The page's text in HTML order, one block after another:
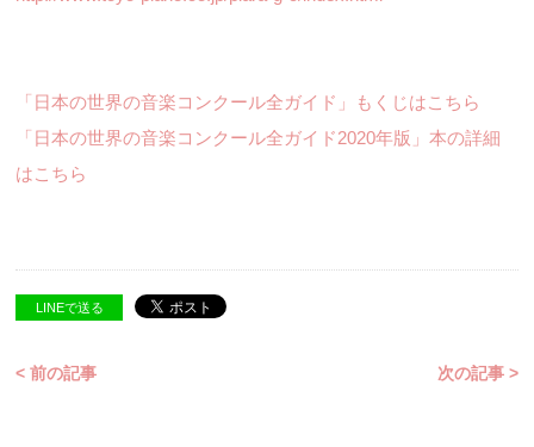
「日本の世界の音楽コンクール全ガイド」もくじはこちら
「日本の世界の音楽コンクール全ガイド2020年版」本の詳細
はこちら
LINEで送る
< 前の記事 次の記事 >